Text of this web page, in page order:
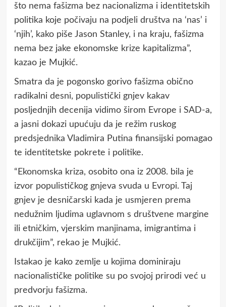
što nema fašizma bez nacionalizma i identitetskih
politika koje počivaju na podjeli društva na ‘nas’ i
‘njih’, kako piše Jason Stanley, i na kraju, fašizma
nema bez jake ekonomske krize kapitalizma”,
kazao je Mujkić.
Smatra da je pogonsko gorivo fašizma obično
radikalni desni, populistički gnjev kakav
posljednjih decenija vidimo širom Evrope i SAD-a,
a jasni dokazi upućuju da je režim ruskog
predsjednika Vladimira Putina finansijski pomagao
te identitetske pokrete i politike.
“Ekonomska kriza, osobito ona iz 2008. bila je
izvor populističkog gnjeva svuda u Evropi. Taj
gnjev je desničarski kada je usmjeren prema
nedužnim ljudima uglavnom s društvene margine
ili etničkim, vjerskim manjinama, imigrantima i
drukčijim”, rekao je Mujkić.
Istakao je kako zemlje u kojima dominiraju
nacionalističke politike su po svojoj prirodi već u
predvorju fašizma.